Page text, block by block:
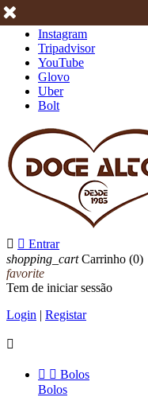
Instagram
Tripadvisor
YouTube
Glovo
Uber
Bolt
  Entrar
shopping_cart Carrinho (0)
favorite
Tem de iniciar sessão
Login | Registar

  Bolos
Bolos